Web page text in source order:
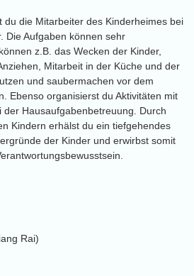
du die Mitarbeiter des Kinderheimes bei
Die Aufgaben können sehr
z.B. das Wecken der Kinder,
Mitarbeit in der Küche und der
und saubermachen vor dem
Ebenso organisierst du Aktivitäten mit
Hausaufgabenbetreuung. Durch
Kindern erhälst du ein tiefgehendes
der Kinder und erwirbst somit
Rai)